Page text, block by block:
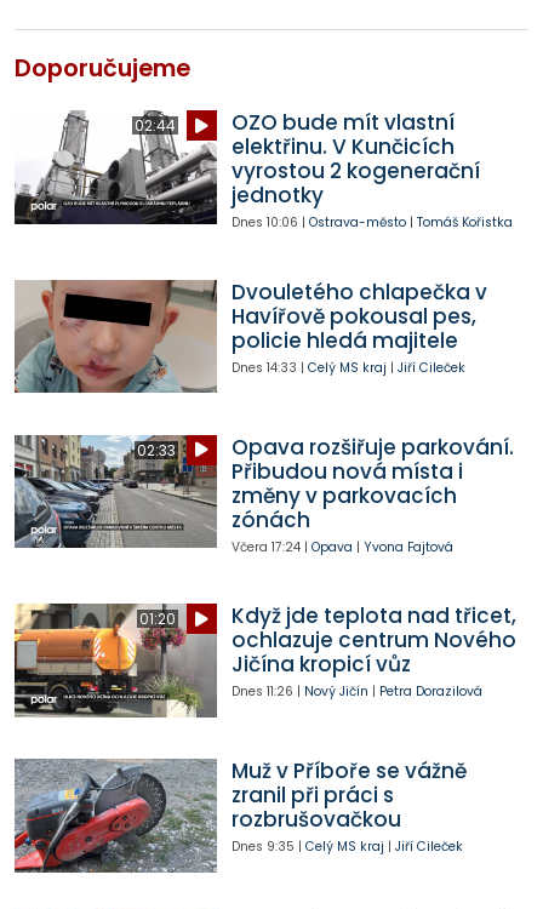
Doporučujeme
02:44
OZO bude mít vlastní
elektřinu. V Kunčicích
vyrostou 2 kogenerační
jednotky
Dnes 10:06 | Ostrava-město| Tomáš Kořistka
Dvouletého chlapečka v
Havířově pokousal pes,
policie hledá majitele
Dnes 14:33 | Celý MS kraj | Jiří Cileček
02:33
Opava rozšiřuje parkování.
Přibudou nová místa i
změny v parkovacích
zónách
Včera 17:24| Opava | Yvona Fajtová
01:20
Když jde teplota nad třicet,
ochlazuje centrum Nového
Jičína kropicí vůz
Dnes 11:26 | Nový Jičín | Petra Dorazilová
Muž v Příboře se vážně
zranil při práci s
rozbrušovačkou
Dnes 9:35 | Celý MS kraj | Jiří Cileček